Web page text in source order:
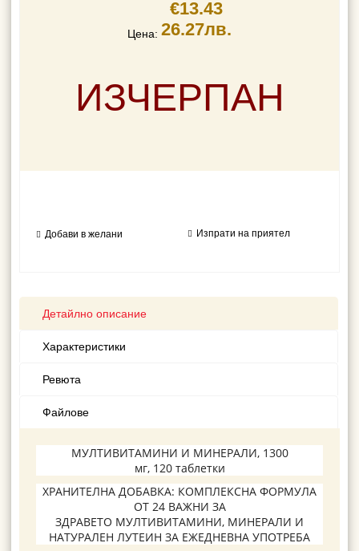
Цена:
€13.43
26.27лв.
ИЗЧЕРПАН
Добави в желани Изпрати на приятел
Детайлно описание
Характеристики
Ревюта
Файлове
МУЛТИВИТАМИНИ И МИНЕРАЛИ, 1300
мг, 120 таблетки
ХРАНИТЕЛНА ДОБАВКА: КОМПЛЕКСНА ФОРМУЛА
ОТ24 ВАЖНИ ЗА
ЗДРАВЕТО МУЛТИВИТАМИНИ, МИНЕРАЛИ И
НАТУРАЛЕН ЛУТЕИН ЗА ЕЖЕДНЕВНА УПОТРЕБA